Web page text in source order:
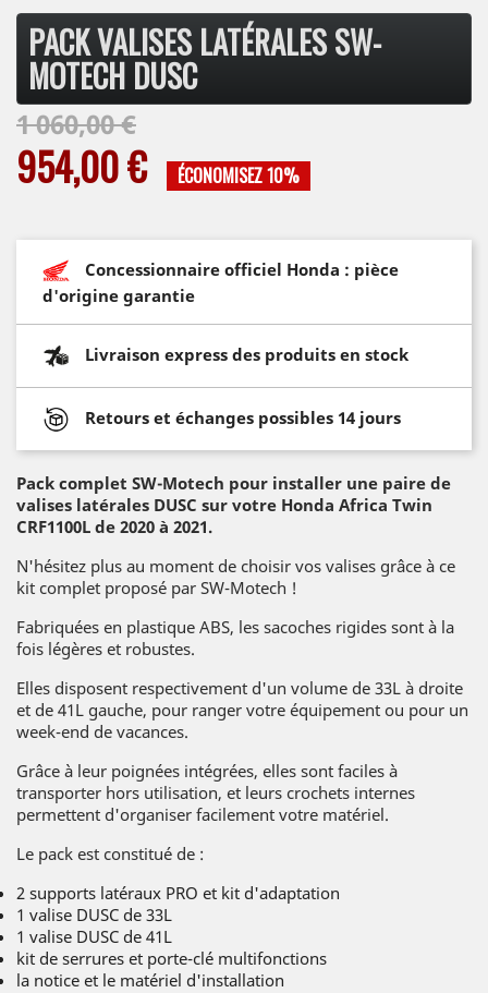
PACK VALISES LATÉRALES SW-
MOTECH DUSC
1 060,00 €
954,00 € ÉCONOMISEZ 10%
Concessionnaire officiel Honda : pièce
d'origine garantie
Livraison express des produits en stock
Retours et échanges possibles 14 jours
Pack complet SW-Motech pour installer une paire de
valises latérales DUSC sur votre Honda Africa Twin
CRF1100L de 2020 à 2021.
N'hésitez plus au moment de choisir vos valises grâce à ce
kit complet proposé par SW-Motech !
Fabriquées en plastique ABS, les sacoches rigides sont à la
fois légères et robustes.
Elles disposent respectivement d'un volume de 33L à droite
et de 41L gauche, pour ranger votre équipement ou pour un
week-end de vacances.
Grâce à leur poignées intégrées, elles sont faciles à
transporter hors utilisation, et leurs crochets internes
permettent d'organiser facilement votre matériel.
Le pack est constitué de :
2 supports latéraux PRO et kit d'adaptation
1 valise DUSC de 33L
1 valise DUSC de 41L
kit de serrures et porte-clé multifonctions
la notice et le matériel d'installation